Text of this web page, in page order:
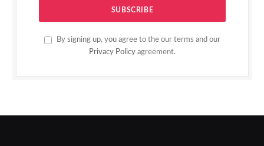
By signing up, you agree to the our terms and our
Privacy Policy agreement.